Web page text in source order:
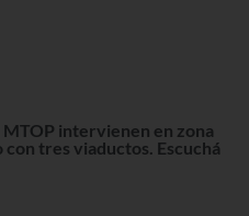
intervienen en zona
tres viaductos. Escuchá